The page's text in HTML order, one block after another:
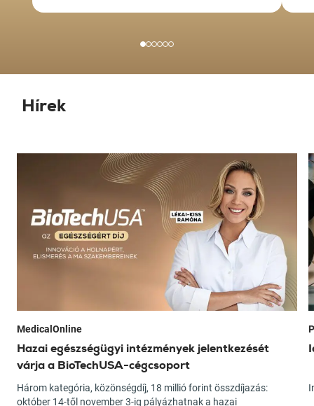
Hírek
MedicalOnline
Hazai egészségügyi intézmények jelentkezését
várja a BioTechUSA-cégcsoport
Három kategória, közönségdíj, 18 millió forint összdíjazás:
október 14-től november 3-ig pályázhatnak a hazai